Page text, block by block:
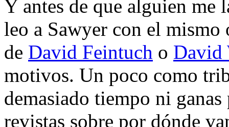
Y antes de que alguien me
leo a Sawyer con el
de David Feintuch o David
motivos. Un poco como
demasiado tiempo ni ganas
revistas sobre por dónde